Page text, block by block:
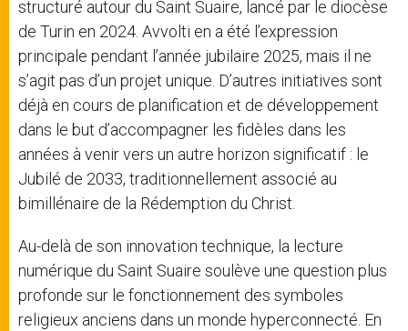
structuré autour du Saint Suaire, lancé par le diocèse
de Turin en 2024. Avvolti en a été l’expression
principale pendant l’année jubilaire 2025, mais il ne
s’agit pas d’un projet unique. D’autres initiatives sont
déjà en cours de planification et de développement
dans le but d’accompagner les fidèles dans les
années à venir vers un autre horizon significatif : le
Jubilé de 2033, traditionnellement associé au
bimillénaire de la Rédemption du Christ.
Au-delà de son innovation technique, la lecture
numérique du Saint Suaire soulève une question plus
profonde sur le fonctionnement des symboles
religieux anciens dans un monde hyperconnecté. En